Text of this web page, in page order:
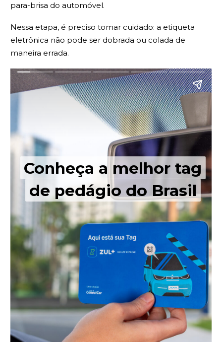
para-brisa do automóvel.
Nessa etapa, é preciso tomar cuidado: a etiqueta
eletrônica não pode ser dobrada ou colada de
maneira errada.